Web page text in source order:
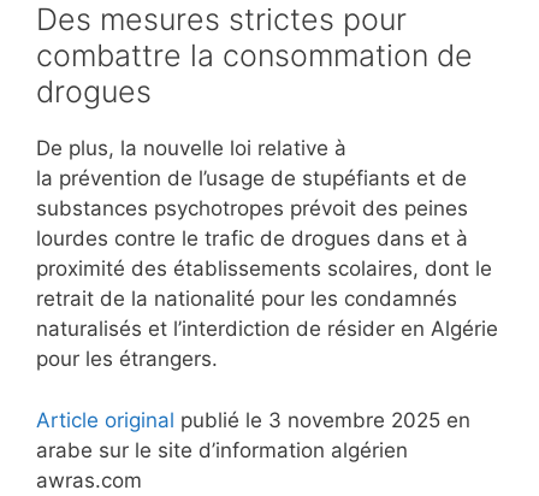
Des mesures strictes pour
combattre la consommation de
drogues
De plus, la nouvelle loi relative à
la prévention de l’usage de stupéfiants et de
substances psychotropes prévoit des peines
lourdes contre le trafic de drogues dans et à
proximité des établissements scolaires, dont le
retrait de la nationalité pour les condamnés
naturalisés et l’interdiction de résider en Algérie
pour les étrangers.
Article original publié le 3 novembre 2025 en
arabe sur le site d’information algérien
awras.com